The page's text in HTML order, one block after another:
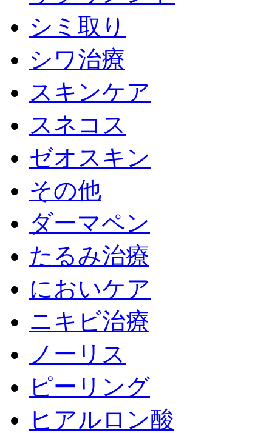
シミ取り
シワ治療
スキンケア
スネコス
ゼオスキン
その他
ダーマペン
たるみ治療
においケア
ニキビ治療
ノーリス
ピーリング
ヒアルロン酸